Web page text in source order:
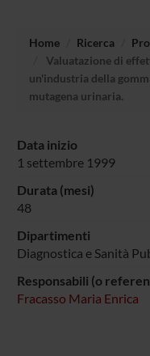
Home Ricerca
Valuatazione di
un'industria della
mutagena urinaria.
Data inizio
1 settembre 1999
Durata (mesi)
48
Dipartimenti
Diagnostica e Sanità
Responsabili (o
Fracasso Maria Enrica